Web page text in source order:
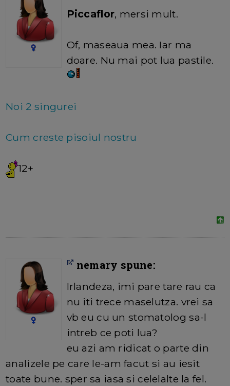
Piccaflor, mersi mult.
Of, maseaua mea. Iar ma
doare. Nu mai pot lua pastile.
Noi 2 singurei
Cum creste pisoiul nostru
12+
nemary spune:
Irlandeza, imi pare tare rau ca
nu iti trece maselutza. vrei sa
vb eu cu un stomatolog sa-l
intreb ce poti lua?
eu azi am ridicat o parte din
analizele pe care le-am facut si au iesit
toate bune. sper sa iasa si celelalte la fel.